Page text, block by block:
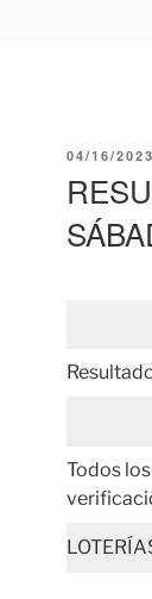
04/16/2023
Todos